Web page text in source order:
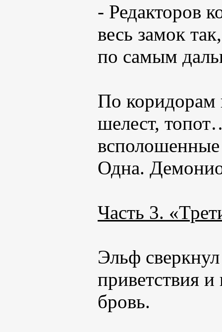
- Редакторов
весь замок
по самым
По коридорам
шелест,
всполошенные
Одна.
Часть 3.
Эльф
приветствия
бровь.